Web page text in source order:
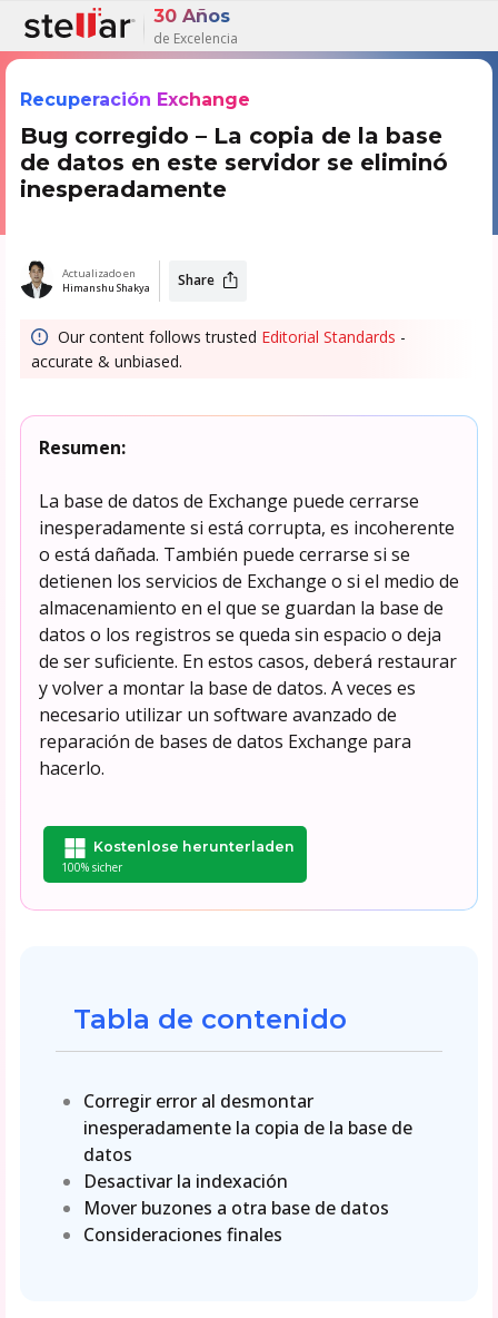
30 Años
de Excelencia
Recuperación Exchange
Bug corregido – La copia de la base
de datos en este servidor se eliminó
inesperadamente
Actualizado en
Himanshu Shakya Share
Our content follows trusted Editorial Standards -
accurate & unbiased.
Resumen:
La base de datos de Exchange puede cerrarse
inesperadamente si está corrupta, es incoherente
o está dañada. También puede cerrarse si se
detienen los servicios de Exchange o si el medio de
almacenamiento en el que se guardan la base de
datos o los registros se queda sin espacio o deja
de ser suficiente. En estos casos, deberá restaurar
y volver a montar la base de datos. A veces es
necesario utilizar un software avanzado de
reparación de bases de datos Exchange para
hacerlo.
Kostenlose herunterladen
100% sicher
Tabla de contenido
Corregir error al desmontar
inesperadamente la copia de la base de
datos
Desactivar la indexación
Mover buzones a otra base de datos
Consideraciones finales